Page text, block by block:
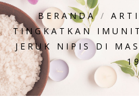
BERANDA /
TINGKATKAN
JERUK NIPIS DI